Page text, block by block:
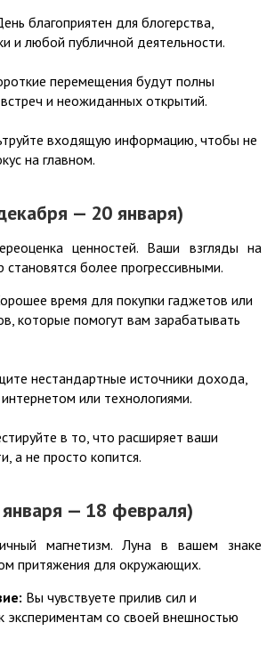
благоприятен для блогерства,
и любой публичной деятельности.
перемещения будут полны
и неожиданных открытий.
входящую информацию, чтобы не
на главном.
— 20 января)
ценностей. Ваши взгляды на
более прогрессивными.
время для покупки гаджетов или
которые помогут вам зарабатывать
нестандартные источники дохода,
или технологиями.
в то, что расширяет ваши
а не просто копится.
— 18 февраля)
магнетизм. Луна в вашем знаке
притяжения для окружающих.
Вы чувствуете прилив сил и
экспериментам со своей внешностью